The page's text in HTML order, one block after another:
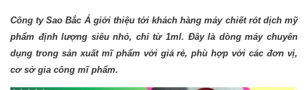
Công ty Sao Bắc Á giới thiệu tới khách hàng máy chiết rót dịch mỹ
phẩm định lượng siêu nhỏ, chỉ từ 1ml. Đây là dòng máy chuyên
dụng trong sản xuất mĩ phẩm với giá rẻ, phù hợp với các đơn vị,
cơ sở gia công mĩ phẩm.